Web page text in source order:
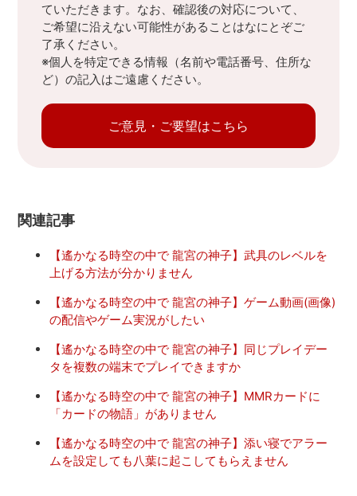
ていただきます。なお、確認後の対応について、
ご希望に沿えない可能性があることはなにとぞご
了承ください。
※個人を特定できる情報（名前や電話番号、住所な
ど）の記入はご遠慮ください。
ご意見・ご要望はこちら
関連記事
【遙かなる時空の中で 龍宮の神子】武具のレベルを
上げる方法が分かりません
【遙かなる時空の中で 龍宮の神子】ゲーム動画(画像)
の配信やゲーム実況がしたい
【遙かなる時空の中で 龍宮の神子】同じプレイデー
タを複数の端末でプレイできますか
【遙かなる時空の中で 龍宮の神子】MMRカードに
「カードの物語」がありません
【遙かなる時空の中で 龍宮の神子】添い寝でアラー
ムを設定しても八葉に起こしてもらえません